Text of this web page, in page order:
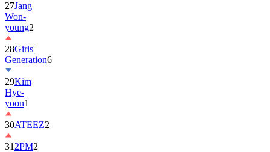
27Jang
Won-
young2
28Girls'
Generation6
29Kim
Hye-
yoon1
30ATEEZ2
31 2PM2